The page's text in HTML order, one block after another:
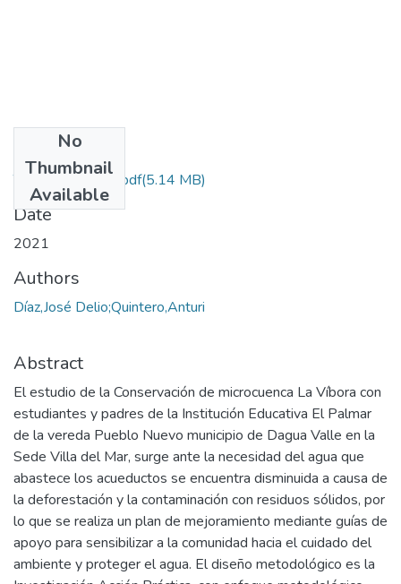
No
Thumbnail
Available
Tesis Anturi Jose.pdf(5.14 MB)
Date
2021
Authors
Díaz,José Delio;Quintero,Anturi
Abstract
El estudio de la Conservación de microcuenca La Víbora con
estudiantes y padres de la Institución Educativa El Palmar
de la vereda Pueblo Nuevo municipio de Dagua Valle en la
Sede Villa del Mar, surge ante la necesidad del agua que
abastece los acueductos se encuentra disminuida a causa de
la deforestación y la contaminación con residuos sólidos, por
lo que se realiza un plan de mejoramiento mediante guías de
apoyo para sensibilizar a la comunidad hacia el cuidado del
ambiente y proteger el agua. El diseño metodológico es la